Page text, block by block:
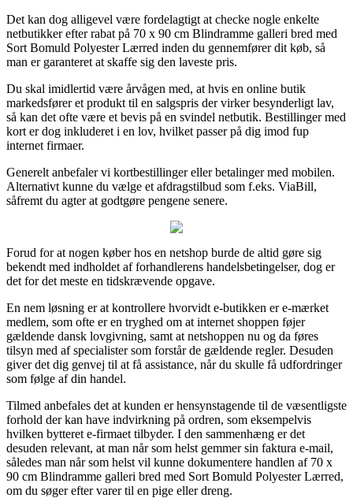
Det kan dog alligevel være fordelagtigt at checke nogle enkelte
netbutikker efter rabat på 70 x 90 cm Blindramme galleri bred med
Sort Bomuld Polyester Lærred inden du gennemfører dit køb, så
man er garanteret at skaffe sig den laveste pris.
Du skal imidlertid være årvågen med, at hvis en online butik
markedsfører et produkt til en salgspris der virker besynderligt lav,
så kan det ofte være et bevis på en svindel netbutik. Bestillinger med
kort er dog inkluderet i en lov, hvilket passer på dig imod fup
internet firmaer.
Generelt anbefaler vi kortbestillinger eller betalinger med mobilen.
Alternativt kunne du vælge et afdragstilbud som f.eks. ViaBill,
såfremt du agter at godtgøre pengene senere.
Forud for at nogen køber hos en netshop burde de altid gøre sig
bekendt med indholdet af forhandlerens handelsbetingelser, dog er
det for det meste en tidskrævende opgave.
En nem løsning er at kontrollere hvorvidt e-butikken er e-mærket
medlem, som ofte er en tryghed om at internet shoppen føjer
gældende dansk lovgivning, samt at netshoppen nu og da føres
tilsyn med af specialister som forstår de gældende regler. Desuden
giver det dig genvej til at få assistance, når du skulle få udfordringer
som følge af din handel.
Tilmed anbefales det at kunden er hensynstagende til de væsentligste
forhold der kan have indvirkning på ordren, som eksempelvis
hvilken bytteret e-firmaet tilbyder. I den sammenhæng er det
desuden relevant, at man når som helst gemmer sin faktura e-mail,
således man når som helst vil kunne dokumentere handlen af 70 x
90 cm Blindramme galleri bred med Sort Bomuld Polyester Lærred,
om du søger efter varer til en pige eller dreng.